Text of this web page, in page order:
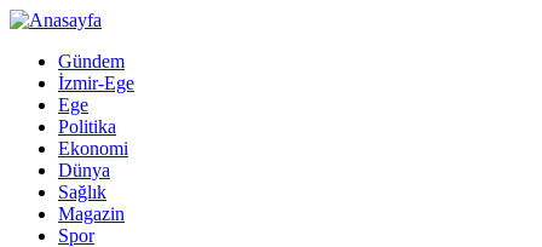
Gündem
İzmir-Ege
Ege
Politika
Ekonomi
Dünya
Sağlık
Magazin
Spor